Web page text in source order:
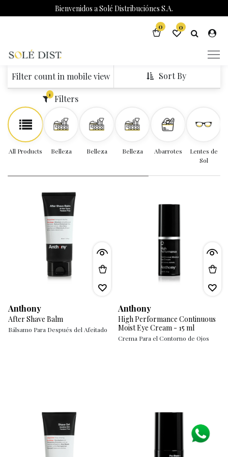
Bienvenidos a Solé Distribuciónes S.A.
0 0
Filter count in mobile view
1 Filters
Sort By
All Products Belleza Belleza Belleza Abarrotes
Lentes de
Sol
Anthony
After Shave Balm
Bálsamo Para Después del Afeitado
Anthony
High Performance Continuous
Moist Eye Cream - 15 ml
Crema Para el Contorno de Ojos